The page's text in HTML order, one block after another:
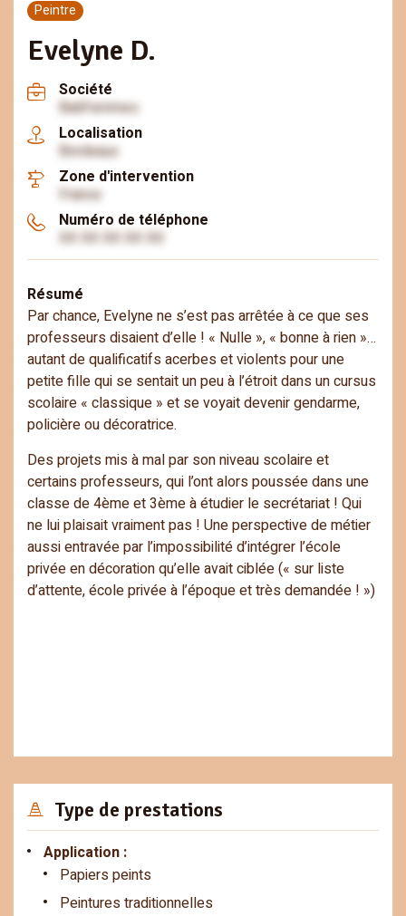
Peintre
Evelyne D.
Société
BatiFemmes
Localisation
Bordeaux
Zone d'intervention
France
Numéro de téléphone
XX XX XX XX XX
Résumé
Par chance, Evelyne ne s’est pas arrêtée à ce que ses
professeurs disaient d’elle ! « Nulle », « bonne à rien »…
autant de qualificatifs acerbes et violents pour une
petite fille qui se sentait un peu à l’étroit dans un cursus
scolaire « classique » et se voyait devenir gendarme,
policière ou décoratrice.
Des projets mis à mal par son niveau scolaire et
certains professeurs, qui l’ont alors poussée dans une
classe de 4èmeet 3èmeà étudier le secrétariat ! Qui
ne lui plaisait vraiment pas ! Une perspective de métier
aussi entravée par l’impossibilité d’intégrer l’école
privée en décoration qu’elle avait ciblée (« sur liste
d’attente, école privée à l’époque et très demandée ! »)
Type de prestations
Application :
Papiers peints
Peintures traditionnelles